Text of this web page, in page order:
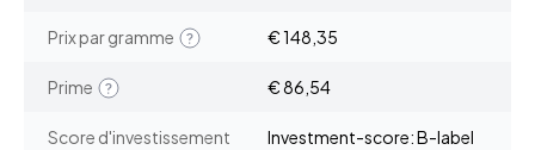
Prix par gramme € 148,35
Prime € 86,54
Score d'investissement Investment-score: B-label